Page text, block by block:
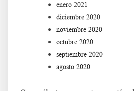
enero 2021
diciembre 2020
noviembre 2020
octubre 2020
septiembre 2020
agosto 2020